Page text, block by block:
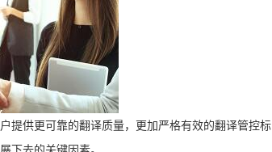
提供更可靠的翻译质量，更加严格有效的翻译管控标